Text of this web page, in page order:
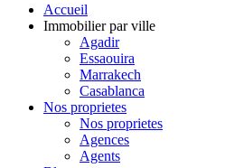
Accueil
Immobilier par ville
Agadir
Essaouira
Marrakech
Casablanca
Nos proprietes
Nos proprietes
Agences
Agents